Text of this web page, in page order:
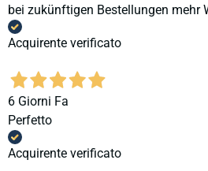
bei zukünftigen Bestellungen mehr
Acquirente verificato
6 Giorni Fa
Perfetto
Acquirente verificato